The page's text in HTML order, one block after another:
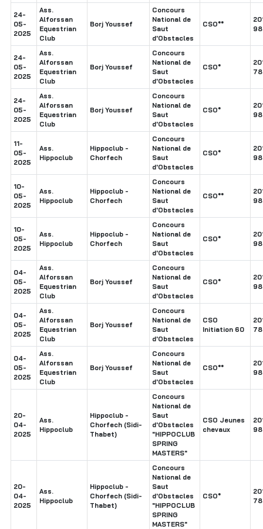
24-
05-
2025
Ass.
Alforssan
Equestrian
Club
Borj Youssef
Concours
National de
Saut
d'Obstacles
CSO**
24-
05-
2025
Ass.
Alforssan
Equestrian
Club
Borj Youssef
Concours
National de
Saut
d'Obstacles
CSO*
24-
05-
2025
Ass.
Alforssan
Equestrian
Club
Borj Youssef
Concours
National de
Saut
d'Obstacles
CSO*
11-
05-
2025
Ass.
Hippoclub
Hippoclub -
Chorfech
Concours
National de
Saut
d'Obstacles
CSO*
10-
05-
2025
Ass.
Hippoclub
Hippoclub -
Chorfech
Concours
National de
Saut
d'Obstacles
CSO**
10-
05-
2025
Ass.
Hippoclub
Hippoclub -
Chorfech
Concours
National de
Saut
d'Obstacles
CSO*
04-
05-
2025
Ass.
Alforssan
Equestrian
Club
Borj Youssef
Concours
National de
Saut
d'Obstacles
CSO*
04-
05-
2025
Ass.
Alforssan
Equestrian
Club
Borj Youssef
Concours
National de
Saut
d'Obstacles
CSO
Initiation 60
04-
05-
2025
Ass.
Alforssan
Equestrian
Club
Borj Youssef
Concours
National de
Saut
d'Obstacles
CSO**
20-
04-
2025
Ass.
Hippoclub
Hippoclub -
Chorfech (Sidi-
Thabet)
Concours
National de
Saut
d'Obstacles
"HIPPOCLUB
SPRING
MASTERS"
CSO Jeunes
chevaux
20-
04-
2025
Ass.
Hippoclub
Hippoclub -
Chorfech (Sidi-
Thabet)
Concours
National de
Saut
d'Obstacles
"HIPPOCLUB
SPRING
MASTERS"
CSO*